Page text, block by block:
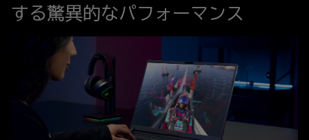
する驚異的なパフォーマンス